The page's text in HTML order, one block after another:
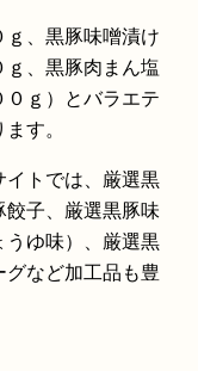
、黒豚味噌漬け
ｇ、黒豚肉まん塩
ｇ）とバラエテ
す。
トでは、厳選黒
子、厳選黒豚味
ゆ味）、厳選黒
など加工品も豊